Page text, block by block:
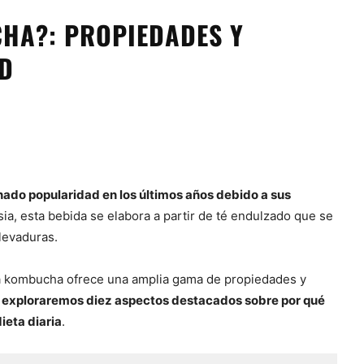
PROPIEDADES Y
popularidad en los últimos años debido a sus
esta bebida se elabora a partir de té endulzado que se
ofrece una amplia gama de propiedades y
diez aspectos destacados sobre por qué
diaria.